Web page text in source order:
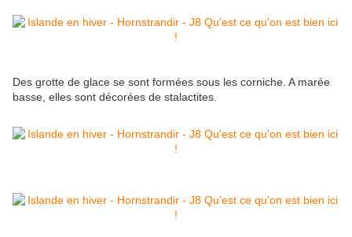
Des grotte de glace se sont formées sous les corniche. A marée
basse, elles sont décorées de stalactites.